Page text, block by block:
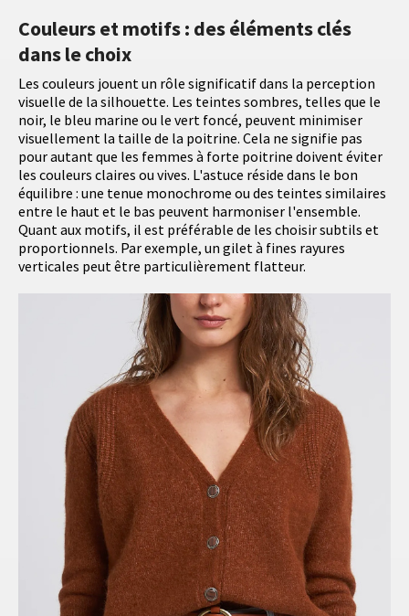
Couleurs et motifs : des éléments clés
dans le choix
Les couleurs jouent un rôle significatif dans la perception
visuelle de la silhouette. Les teintes sombres, telles que le
noir, le bleu marine ou le vert foncé, peuvent minimiser
visuellement la taille de la poitrine. Cela ne signifie pas
pour autant que les femmes à forte poitrine doivent éviter
les couleurs claires ou vives. L'astuce réside dans le bon
équilibre : une tenue monochrome ou des teintes similaires
entre le haut et le bas peuvent harmoniser l'ensemble.
Quant aux motifs, il est préférable de les choisir subtils et
proportionnels. Par exemple, un gilet à fines rayures
verticales peut être particulièrement flatteur.